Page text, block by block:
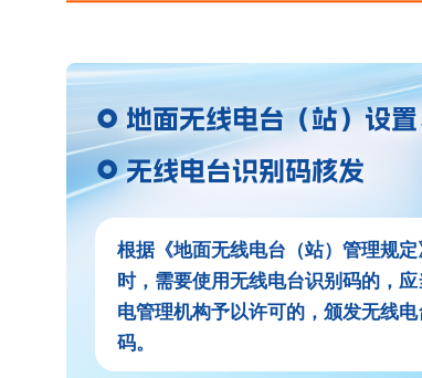
根据《地面无线电台（站）管理规
时，需要使用无线电台识别码的，
电管理机构予以许可的，颁发无线
码。